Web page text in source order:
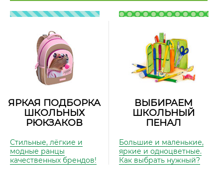
ЯРКАЯ ПОДБОРКА
ШКОЛЬНЫХ
РЮКЗАКОВ
Стильные, лёгкие и
модные ранцы
качественных брендов!
ВЫБИРАЕМ
ШКОЛЬНЫЙ
ПЕНАЛ
Большие и маленькие,
яркие и одноцветные.
Как выбрать нужный?